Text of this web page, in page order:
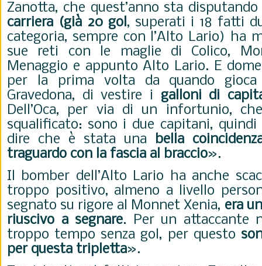
Zanotta, che quest’anno sta disputando
carriera (già 20 gol, superati i 18 fatti
categoria, sempre con l’Alto Lario) ha
sue reti con le maglie di Colico,
Menaggio e appunto Alto Lario. E
per la prima volta da quando
Gravedona, di vestire i galloni di
Dell’Oca, per via di un infortunio,
squalificato: sono i due capitani,
dire che è stata una bella
traguardo con la fascia al braccio».
Il bomber dell’Alto Lario ha anche
troppo positivo, almeno a livello
segnato su rigore al Monnet Xenia, era
riuscivo a segnare. Per un attaccante
troppo tempo senza gol, per questo
per questa tripletta».